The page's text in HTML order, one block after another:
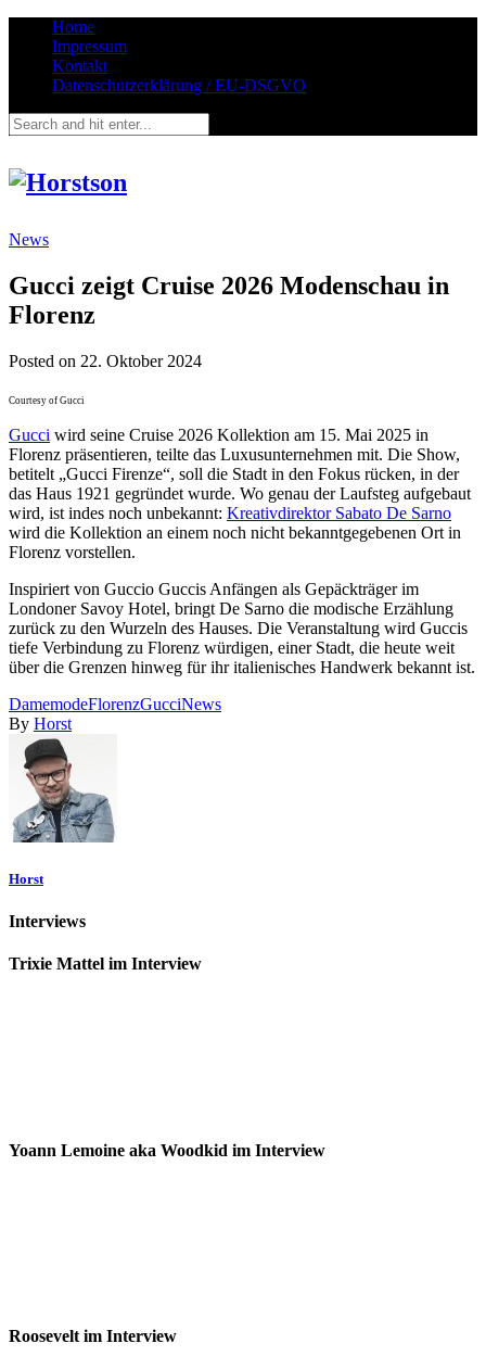
Home
Impressum
Kontakt
Datenschutzerklärung / EU-DSGVO
News
Gucci zeigt Cruise 2026 Modenschau in
Florenz
Posted on 22. Oktober 2024
Courtesy of Gucci
Gucci wird seine Cruise 2026 Kollektion am 15. Mai 2025 in
Florenz präsentieren, teilte das Luxusunternehmen mit. Die Show,
betitelt „Gucci Firenze“, soll die Stadt in den Fokus rücken, in der
das Haus 1921 gegründet wurde. Wo genau der Laufsteg aufgebaut
wird, ist indes noch unbekannt: Kreativdirektor Sabato De Sarno
wird die Kollektion an einem noch nicht bekanntgegebenen Ort in
Florenz vorstellen.
Inspiriert von Guccio Guccis Anfängen als Gepäckträger im
Londoner Savoy Hotel, bringt De Sarno die modische Erzählung
zurück zu den Wurzeln des Hauses. Die Veranstaltung wird Guccis
tiefe Verbindung zu Florenz würdigen, einer Stadt, die heute weit
über die Grenzen hinweg für ihr italienisches Handwerk bekannt ist.
DamemodeFlorenzGucciNews
By Horst
Horst
Interviews
Trixie Mattel im Interview
Yoann Lemoine aka Woodkid im Interview
Roosevelt im Interview